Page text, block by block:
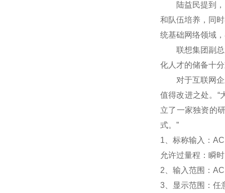
陆益民提到，
和队伍培养，同
统基础网络领域
联想集团副总裁
化人才的储备十
对于互联网企业
值得改进之处。“
立了一家独资的
式。”
1 、标称输入：
允许过量程：瞬
2 、输入范围：
3
显示范围： 任